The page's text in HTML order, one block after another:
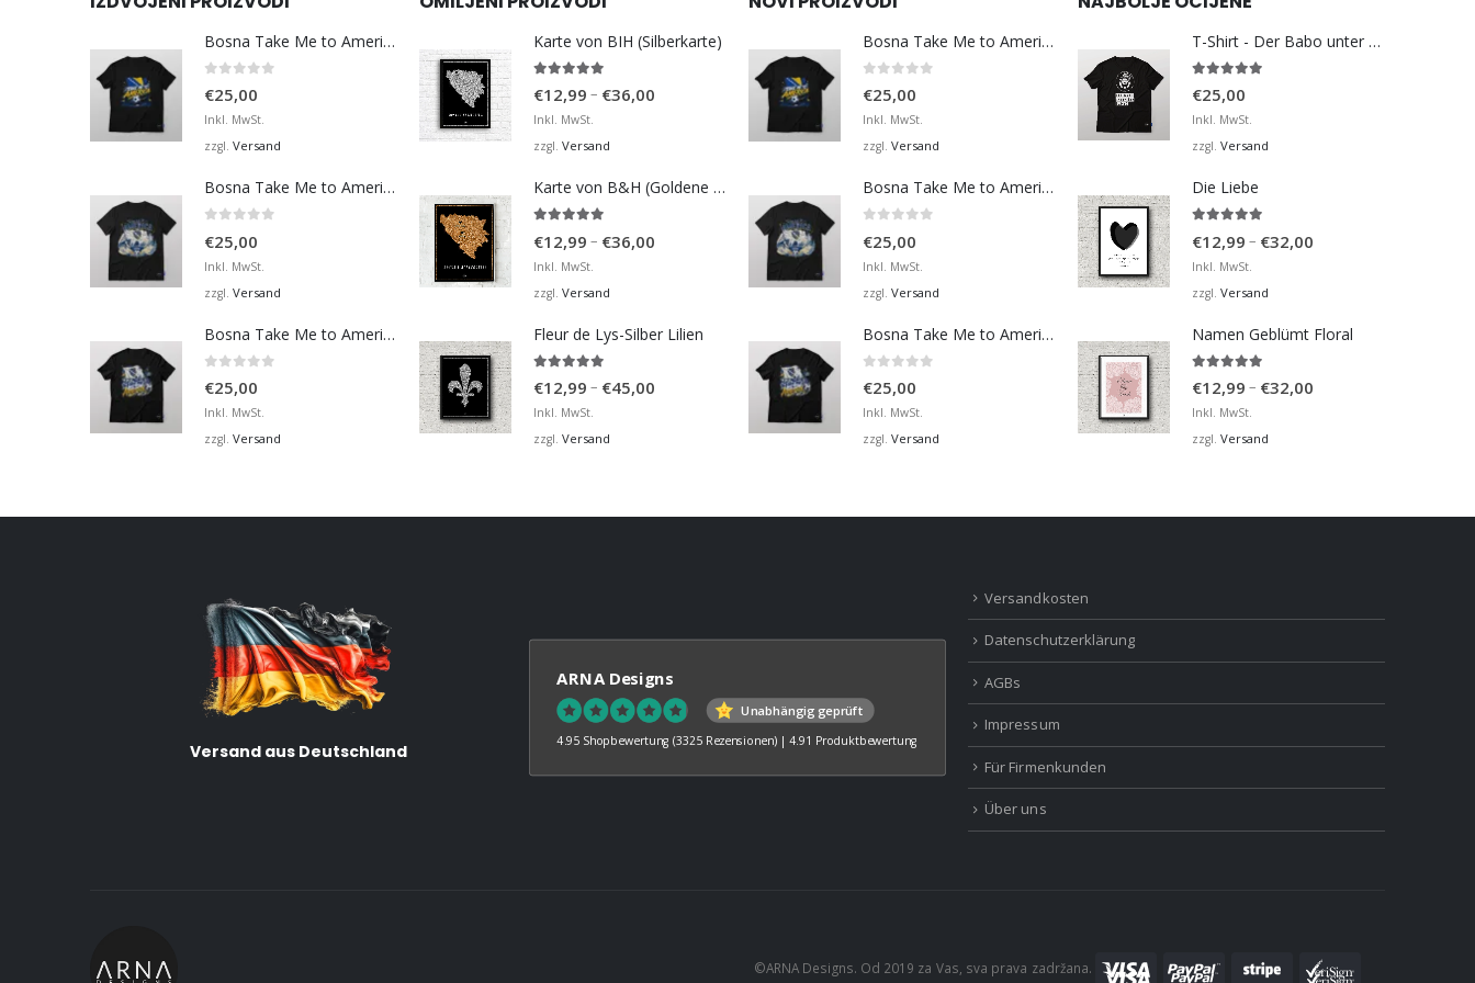
Bosna Take Me to America Navijačka Majica 3
€25,00
Inkl. MwSt.
zzgl. Versand
Bosna Take Me to America Navijačka Majica 4
€25,00
Inkl. MwSt.
zzgl. Versand
Bosna Take Me to America Navijačka Majica 2
€25,00
Inkl. MwSt.
zzgl. Versand
Karte von BIH (Silberkarte)
€12,99 – €36,00
Inkl. MwSt.
zzgl. Versand
Karte von B&H (Goldene Karte)
€12,99 – €36,00
Inkl. MwSt.
zzgl. Versand
Fleur de Lys-Silber Lilien
€12,99 – €45,00
Inkl. MwSt.
zzgl. Versand
Bosna Take Me to America Navijačka Majica 3
€25,00
Inkl. MwSt.
zzgl. Versand
Bosna Take Me to America Navijačka Majica 4
€25,00
Inkl. MwSt.
zzgl. Versand
Bosna Take Me to America Navijačka Majica 2
€25,00
Inkl. MwSt.
zzgl. Versand
T-Shirt - Der Babo unter den Papas
€25,00
Inkl. MwSt.
zzgl. Versand
Die Liebe
€12,99 – €32,00
Inkl. MwSt.
zzgl. Versand
Namen Geblümt Floral
€12,99 – €32,00
Inkl. MwSt.
zzgl. Versand
Versand aus Deutschland
ARNA Designs
Unabhängig geprüft
4.95 Shopbewertung (3325 Rezensionen) | 4.91 Produktbewertung
Versandkosten
Datenschutzerklärung
AGBs
Impressum
Für Firmenkunden
Über uns
©ARNA Designs. Od 2019 za Vas, sva prava zadržana.